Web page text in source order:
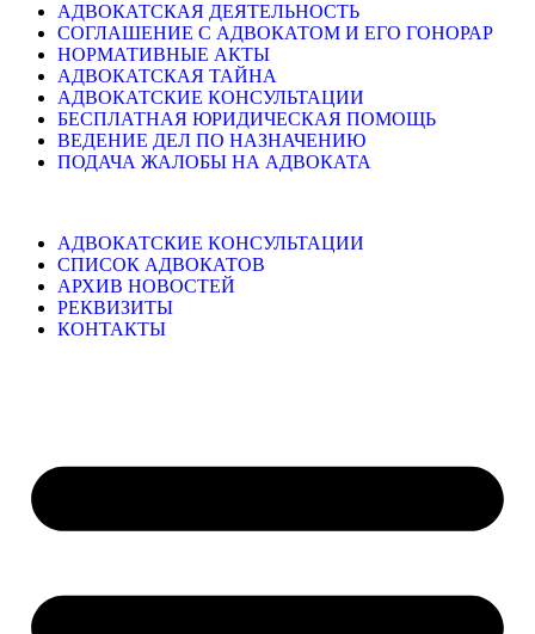
АДВОКАТСКАЯ ДЕЯТЕЛЬНОСТЬ
СОГЛАШЕНИЕ С АДВОКАТОМ И ЕГО ГОНОРАР
НОРМАТИВНЫЕ АКТЫ
АДВОКАТСКАЯ ТАЙНА
АДВОКАТСКИЕ КОНСУЛЬТАЦИИ
БЕСПЛАТНАЯ ЮРИДИЧЕСКАЯ ПОМОЩЬ
ВЕДЕНИЕ ДЕЛ ПО НАЗНАЧЕНИЮ
ПОДАЧА ЖАЛОБЫ НА АДВОКАТА
АДВОКАТСКИЕ КОНСУЛЬТАЦИИ
СПИСОК АДВОКАТОВ
АРХИВ НОВОСТЕЙ
РЕКВИЗИТЫ
КОНТАКТЫ